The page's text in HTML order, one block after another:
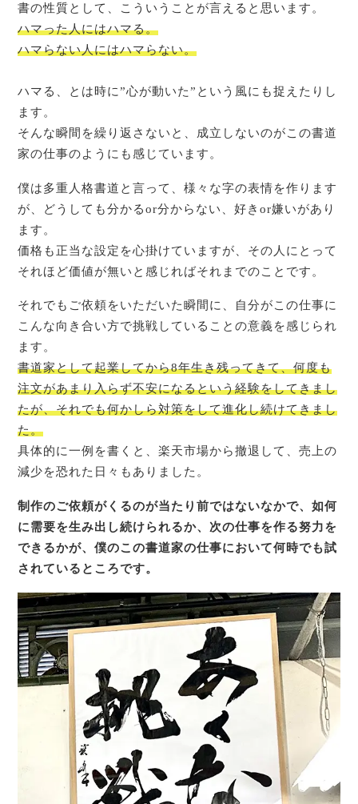
書の性質として、こういうことが言えると思います。
ハマった人にはハマる。
ハマらない人にはハマらない。
ハマる、とは時に”心が動いた”という風にも捉えたりし
ます。
そんな瞬間を繰り返さないと、成立しないのがこの書道
家の仕事のようにも感じています。
僕は多重人格書道と言って、様々な字の表情を作ります
が、どうしても分かるor分からない、好きor嫌いがあり
ます。
価格も正当な設定を心掛けていますが、その人にとって
それほど価値が無いと感じればそれまでのことです。
それでもご依頼をいただいた瞬間に、自分がこの仕事に
こんな向き合い方で挑戦していることの意義を感じられ
ます。
書道家として起業してから8年生き残ってきて、何度も
注文があまり入らず不安になるという経験をしてきまし
たが、それでも何かしら対策をして進化し続けてきまし
た。
具体的に一例を書くと、楽天市場から撤退して、売上の
減少を恐れた日々もありました。
制作のご依頼がくるのが当たり前ではないなかで、如何
に需要を生み出し続けられるか、次の仕事を作る努力を
できるかが、僕のこの書道家の仕事において何時でも試
されているところです。